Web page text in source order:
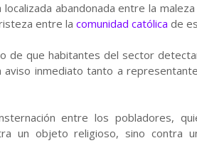
abandonada entre la
entre la comunidad católica de
de que habitantes del sector
aviso inmediato tanto a
entre los pobladores,
un objeto religioso, sino contra